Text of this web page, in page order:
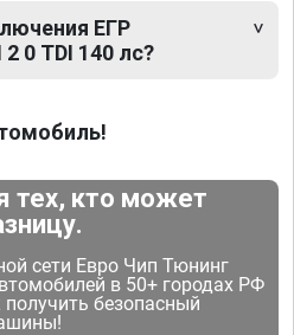
ЕГР
0 TDI 140 лс?
тех, кто может
сети Евро Чип Тюнинг
в 50+ городах РФ
безопасный